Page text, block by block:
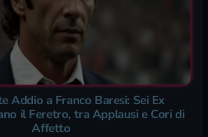
Addio a Franco Baresi: Sei Ex
il Feretro, tra Applausi e Cori di
Affetto